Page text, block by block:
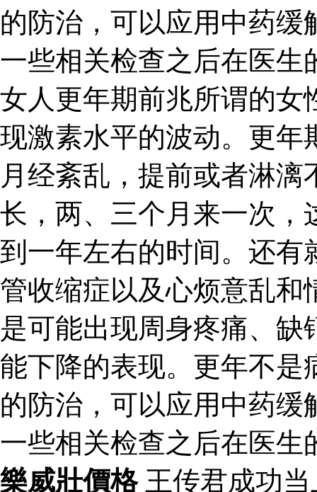
的防治，可以应用中药
一些相关检查之后在医生
女人更年期前兆所谓的女
现激素水平的波动。更年
月经紊乱，提前或者淋
长，两、三个月来一次，
到一年左右的时间。还有
管收缩症以及心烦意乱和
是可能出现周身疼痛、
能下降的表现。更年不是
的防治，可以应用中药
一些相关检查之后在医生
樂威壯價格王传君成功当